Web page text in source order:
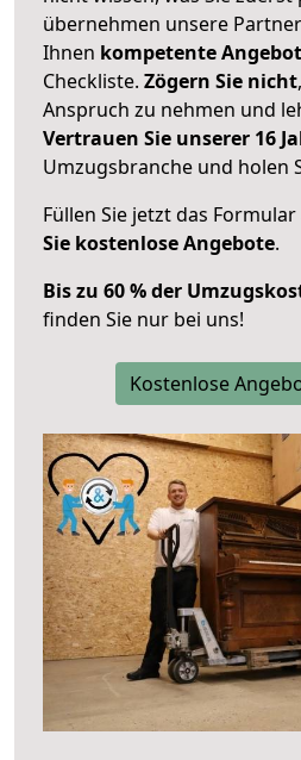
übernehmen unsere
Ihnen kompetente
Checkliste. Zögern Sie nicht
Anspruch zu nehmen und
Vertrauen Sie unserer 16
Umzugsbranche und holen
Füllen Sie jetzt das
Sie kostenlose Angebote.
Bis zu 60 % der
finden Sie nur bei uns!
Kostenlose